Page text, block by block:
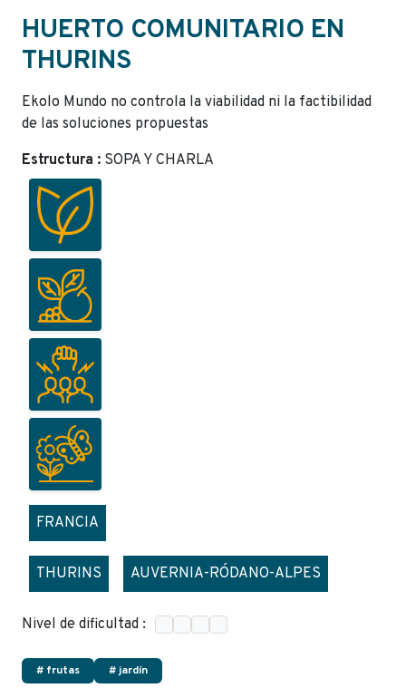
HUERTO COMUNITARIO EN
THURINS
Ekolo Mundo no controla la viabilidad ni la factibilidad
de las soluciones propuestas
Estructura : SOPA Y CHARLA
FRANCIA
THURINS AUVERNIA-RÓDANO-ALPES
Nivel de dificultad :
# frutas # jardín